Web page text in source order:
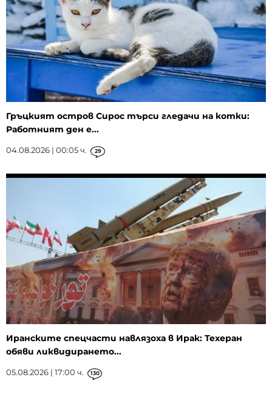
Гръцкият остров Сирос търси гледачи на котки:
Работният ден е...
04.08.2026 | 00:05 ч. 29
Иранските спецчасти навлязоха в Ирак: Техеран
обяви ликвидирането...
05.08.2026 | 17:00 ч. 130